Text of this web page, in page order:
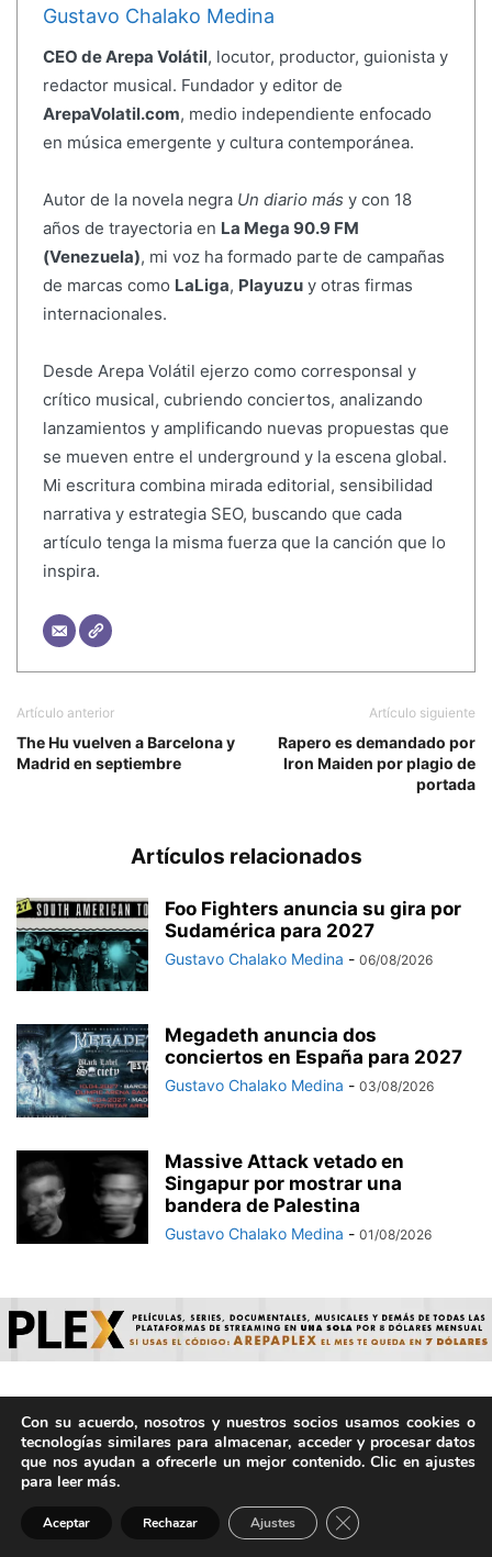
Gustavo Chalako Medina
CEO de Arepa Volátil, locutor, productor, guionista y
redactor musical. Fundador y editor de
ArepaVolatil.com, medio independiente enfocado
en música emergente y cultura contemporánea.
Autor de la novela negra Un diario más y con 18
años de trayectoria en La Mega 90.9 FM
(Venezuela), mi voz ha formado parte de campañas
de marcas como LaLiga, Playuzuy otras firmas
internacionales.
Desde Arepa Volátil ejerzo como corresponsal y
crítico musical, cubriendo conciertos, analizando
lanzamientos y amplificando nuevas propuestas que
se mueven entre el underground y la escena global.
Mi escritura combina mirada editorial, sensibilidad
narrativa y estrategia SEO, buscando que cada
artículo tenga la misma fuerza que la canción que lo
inspira.
Artículo anterior
The Hu vuelven a Barcelona y
Madrid en septiembre
Artículo siguiente
Rapero es demandado por
Iron Maiden por plagio de
portada
Artículos relacionados
Foo Fighters anuncia su gira por
Sudamérica para 2027
Gustavo Chalako Medina - 06/08/2026
Megadeth anuncia dos
conciertos en España para 2027
Gustavo Chalako Medina - 03/08/2026
Massive Attack vetado en
Singapur por mostrar una
bandera de Palestina
Gustavo Chalako Medina - 01/08/2026
© ArepaVolatil.Com 2021-2025 - Hecho por humanos, no por
IA. | Todos los derechos reservados.
Con su acuerdo, nosotros y nuestros socios usamos cookies o
tecnologías similares para almacenar, acceder y procesar datos
que nos ayudan a ofrecerle un mejor contenido. Clic en ajustes
para leer más.
Aceptar Rechazar Ajustes Cerrar el banner de